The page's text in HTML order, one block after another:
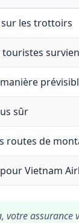
les trottoirs
touristes
sûr
routes de
Vietnam
votre assurance